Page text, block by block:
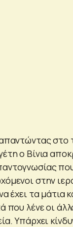
στο
ο Βίνια
στην
έχει τα μάτια
που λένε οι
Υπάρχει